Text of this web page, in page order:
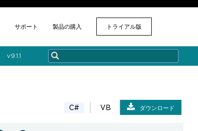
サポート 製品の購入 トライアル版
v​9.1.1
C# VB ダウンロード